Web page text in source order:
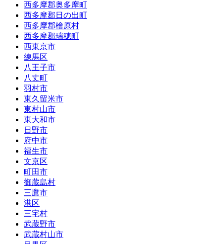
西多摩郡奥多摩町
西多摩郡日の出町
西多摩郡檜原村
西多摩郡瑞穂町
西東京市
練馬区
八王子市
八丈町
羽村市
東久留米市
東村山市
東大和市
日野市
府中市
福生市
文京区
町田市
御蔵島村
三鷹市
港区
三宅村
武蔵野市
武蔵村山市